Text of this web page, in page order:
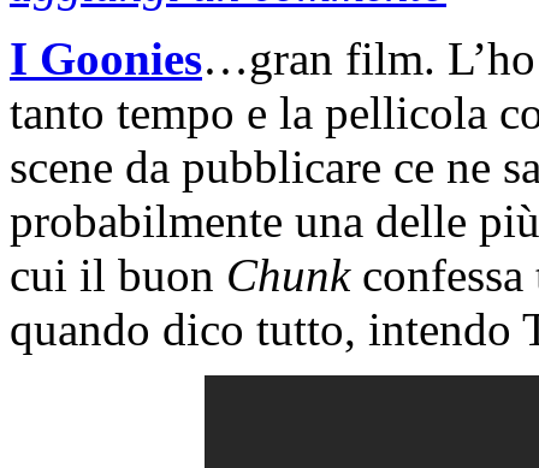
I Goonies…gran film.
tanto tempo e la pellicola
scene da pubblicare ce ne
probabilmente una delle
cui il buon Chunk
quando dico tutto, intendo